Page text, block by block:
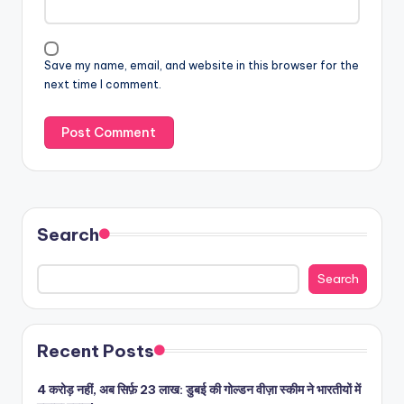
Save my name, email, and website in this browser for the
next time I comment.
Search
Search
Recent Posts
4 करोड़ नहीं, अब सिर्फ़ 23 लाख: डुबई की गोल्डन वीज़ा स्कीम ने भारतीयों में